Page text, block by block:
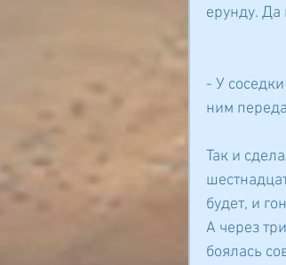
ерунду. Да
- У
ним
Так и
будет, и
А через
боялась